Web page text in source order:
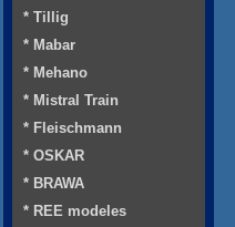
* Tillig
* Mabar
* Mehano
* Mistral Train
* Fleischmann
* OSKAR
* BRAWA
* REE modeles